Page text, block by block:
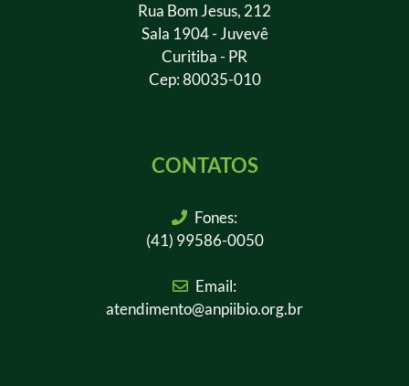
Rua Bom Jesus, 212
Sala 1904 - Juvevê
Curitiba - PR
Cep: 80035-010
CONTATOS
Fones:
(41) 99586-0050
Email:
atendimento@anpiibio.org.br